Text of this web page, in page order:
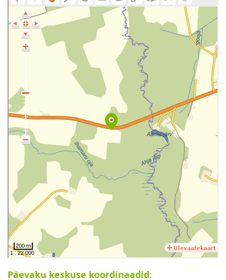
Päevaku keskuse koordinaadid: